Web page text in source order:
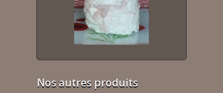
Nos autres produits